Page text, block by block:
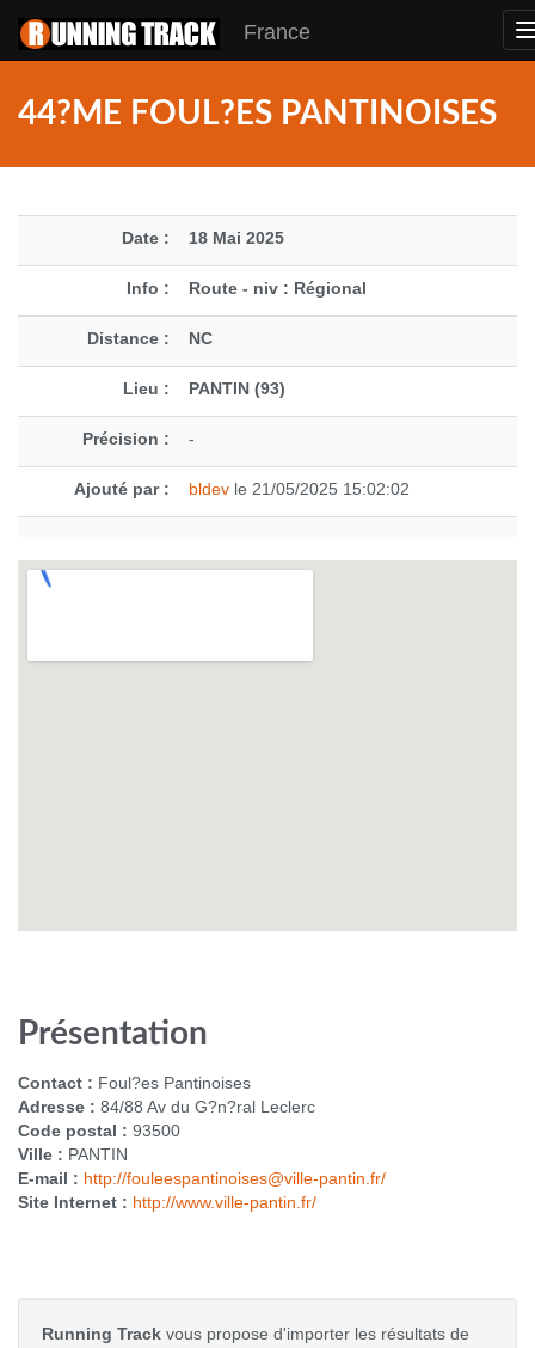
France
44?ME FOUL?ES PANTINOISES
Date : 18 Mai 2025
Info : Route - niv : Régional
Distance : NC
Lieu : PANTIN (93)
Précision : -
Ajouté par : bldev le 21/05/2025 15:02:02
Présentation
Contact : Foul?es Pantinoises
Adresse : 84/88 Av du G?n?ral Leclerc
Code postal : 93500
Ville : PANTIN
E-mail : http://fouleespantinoises@ville-pantin.fr/
Site Internet : http://www.ville-pantin.fr/
Running Track vous propose d'importer les résultats de